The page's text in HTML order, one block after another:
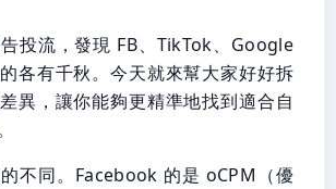
投流，發現 FB、TikTok、Google
各有千秋。今天就來幫大家好好拆
異，讓你能夠更精準地找到適合自
不同。Facebook 的是 oCPM（優